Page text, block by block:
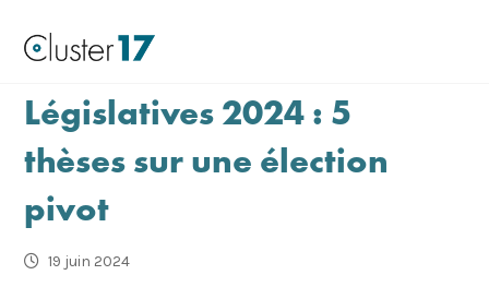
Législatives 2024 : 5
thèses sur une élection
pivot
19 juin 2024